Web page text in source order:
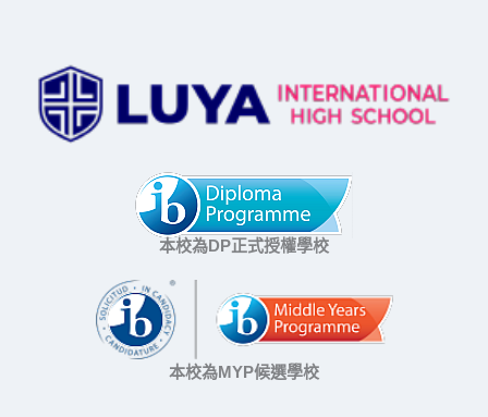
本校為DP正式授權學校
本校為MYP候選學校